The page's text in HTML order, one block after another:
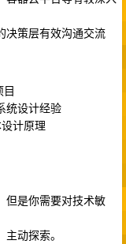
决策层有效沟通交流
统设计经验
计原理
但是你需要对技术敏
动探索。